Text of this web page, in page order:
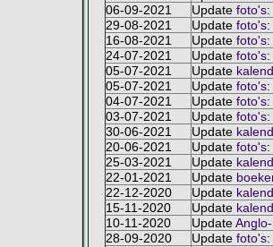
06-09-2021
Update foto's:
29-08-2021
Update foto's:
16-08-2021
Update foto's:
24-07-2021
Update foto's:
05-07-2021
Update
05-07-2021
Update foto's:
04-07-2021
Update foto's:
03-07-2021
Update foto's:
30-06-2021
Update
20-06-2021
Update foto's:
25-03-2021
Update
22-01-2021
Update
22-12-2020
Update
15-11-2020
Update
10-11-2020
Update
28-09-2020
Update foto's: